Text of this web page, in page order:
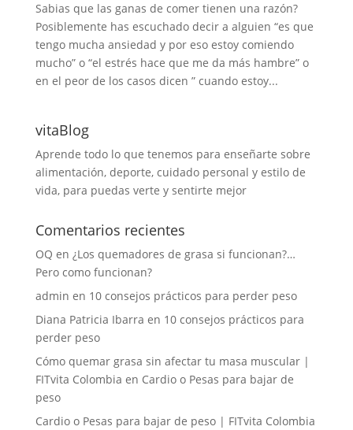
Sabias que las ganas de comer tienen una razón?
Posiblemente has escuchado decir a alguien “es que
tengo mucha ansiedad y por eso estoy comiendo
mucho” o “el estrés hace que me da más hambre” o
en el peor de los casos dicen ” cuando estoy...
vitaBlog
Aprende todo lo que tenemos para enseñarte sobre
alimentación, deporte, cuidado personal y estilo de
vida, para puedas verte y sentirte mejor
Comentarios recientes
OQ en ¿Los quemadores de grasa si funcionan?…
Pero como funcionan?
admin en 10 consejos prácticos para perder peso
Diana Patricia Ibarra en 10 consejos prácticos para
perder peso
Cómo quemar grasa sin afectar tu masa muscular |
FITvita Colombia en Cardio o Pesas para bajar de
peso
Cardio o Pesas para bajar de peso | FITvita Colombia